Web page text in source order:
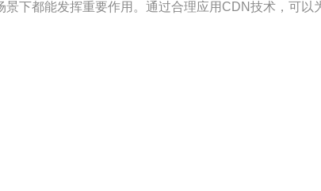
下都能发挥重要作用。通过合理应用CDN技术，可以